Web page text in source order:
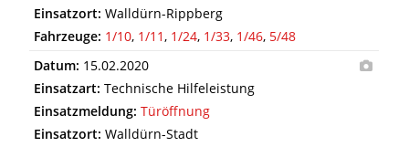
Einsatzort: Walldürn-Rippberg
Fahrzeuge: 1/10, 1/11, 1/24, 1/33, 1/46, 5/48
Datum: 15.02.2020
Einsatzart: Technische Hilfeleistung
Einsatzmeldung: Türöffnung
Einsatzort: Walldürn-Stadt